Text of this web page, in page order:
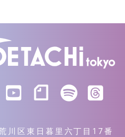
川区東日暮里六丁目17番